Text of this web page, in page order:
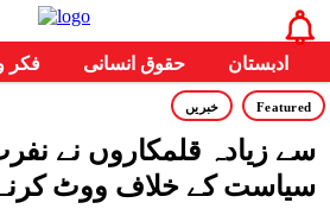
فکر حقوق انسانی ادبستان
Featured خبریں
سیاست کے خلاف ووٹ